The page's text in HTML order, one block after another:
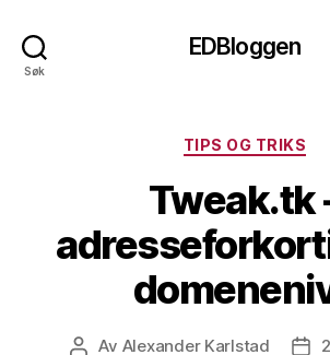
Søk
EDBloggen
Kategorier
TIPS OG TRIKS
Tweak.tk
Innleggsforfatter
Av Alexander Karlstad